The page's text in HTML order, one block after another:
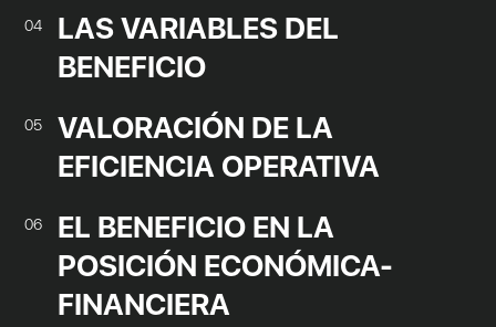
04
LAS VARIABLES DEL
BENEFICIO
05
VALORACIÓN DE LA
EFICIENCIA OPERATIVA
06
EL BENEFICIO EN LA
POSICIÓN ECONÓMICA-
FINANCIERA